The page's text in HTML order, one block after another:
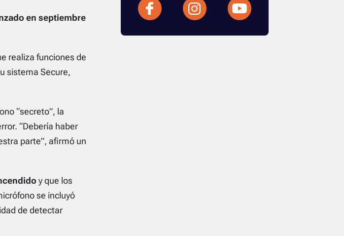
en septiembre
realiza funciones de
sistema Secure,
“secreto”, la
“Debería haber
parte”, afirmó un
y que los
se incluyó
de detectar